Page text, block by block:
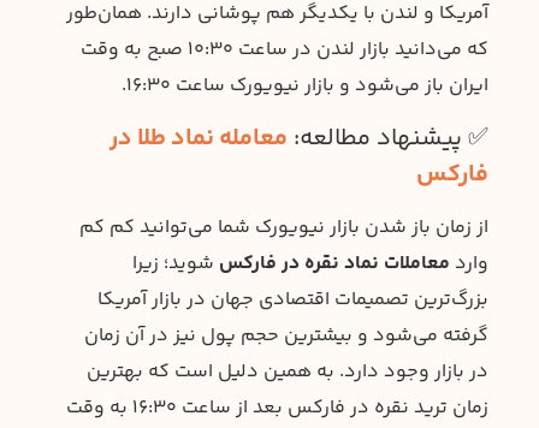
آمریکا و لندن با یکدیگر هم پوشانی دارند. همان‌طور
که می‌دانید بازار لندن در ساعت ۱۰:۳۰ صبح به وقت
ایران باز می‌شود و بازار نیویورک ساعت ۱۶:۳۰.
✅ پیشنهاد مطالعه: معامله نماد طلا در
فارکس
از زمان باز شدن بازار نیویورک شما می‌توانید کم کم
وارد معاملات نماد نقره در فارکس شوید؛ زیرا
بزرگ‌ترین تصمیمات اقتصادی جهان در بازار آمریکا
گرفته می‌شود و بیشترین حجم پول نیز در آن زمان
در بازار وجود دارد. به همین دلیل است که بهترین
زمان ترید نقره در فارکس بعد از ساعت ۱۶:۳۰ به وقت